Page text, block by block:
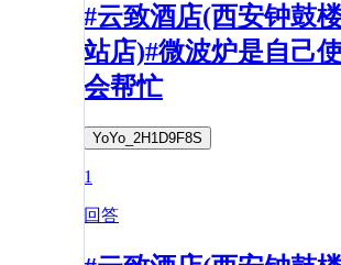
#云致酒店(西安钟鼓
站店)#微波炉是自己
会帮忙
YoYo_2H1D9F8S
1
回答